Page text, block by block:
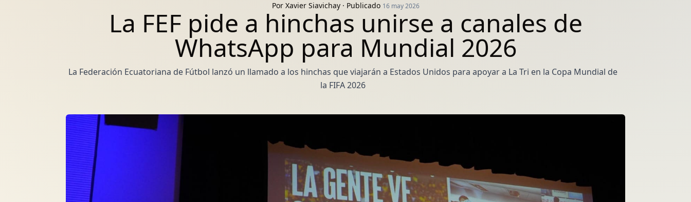
Por Xavier Siavichay· Publicado 16 may 2026
La FEF pide a hinchas unirse a canales de
WhatsApp para Mundial 2026
La Federación Ecuatoriana de Fútbol lanzó un llamado a los hinchas que viajarán a Estados Unidos para apoyar a La Tri en la Copa Mundial de
la FIFA 2026